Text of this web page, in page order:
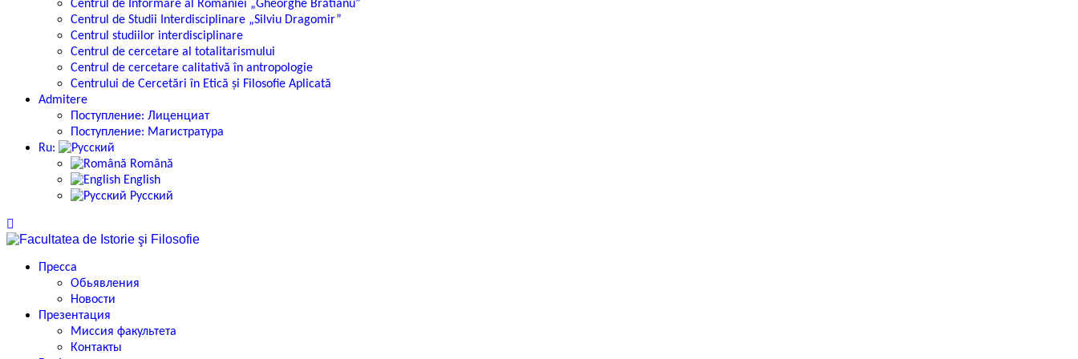
Centrul de Informare al României „Gheorghe Brătianu”
Centrul de Studii Interdisciplinare „Silviu Dragomir”
Centrul studiilor interdisciplinare
Centrul de cercetare al totalitarismului
Centrul de cercetare calitativă în antropologie
Centrului de Cercetări în Etică și Filosofie Aplicată
Admitere
Поступление: Лиценциат
Поступление: Магистратура
Ru:
Română
English
Русский
Пресса
Обьявления
Новости
Презентация
Миссия факультета
Контакты